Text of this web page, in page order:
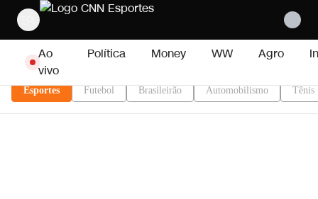
Pular para o conteúdo
Ao
vivo
Política Money WW Agro
Esportes Futebol Brasileirão Automobilismo Tênis